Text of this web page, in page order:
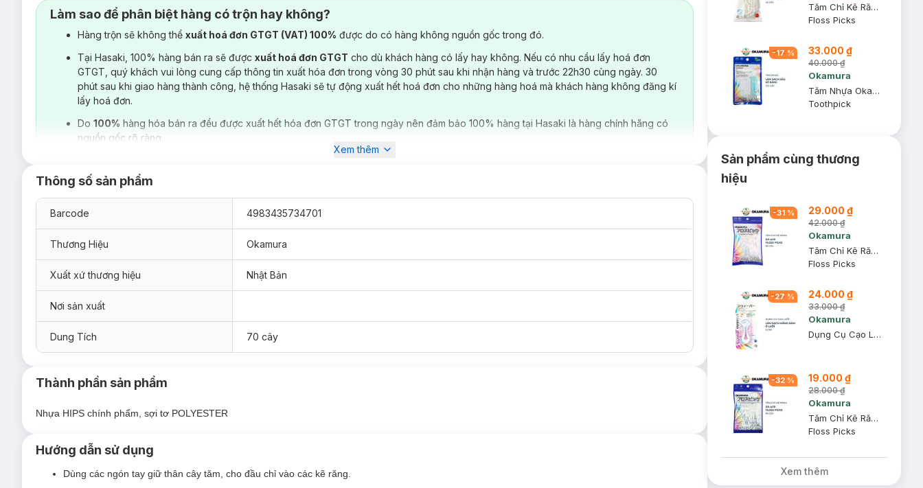
Công dụng:
Tăm chỉ nha khoa giúp làm sạch mảng bám thức ăn dư thừa trong kẽ răng.
Được thiết kế đặc biệt cho răng và nướu nhạy cảm, sản phẩm tăm chỉ nha khoa sẽ giúp bạn dễ dàng lấy đi các mảng bám trên khe răng- nơi mà
Sản phẩm là sự kết hợp giữa chỉ tơ nha khoa và tăm xỉa răng, một đầu dùng như tăm chỉ nha khoa, một đầu dùng như tăm xỉa răng với chất liệu
Sự kết hợp giữa chỉ tơ nha khoa và tăm xỉa răng là phương pháp vệ sinh răng miệng hiệu quả mà rất đơn giản cho bạn và gia đình để có một
Làm sao để phân biệt hàng có trộn hay không?
Hàng trộn sẽ không thể xuất hoá đơn GTGT (VAT) 100% được do có hàng không nguồn gốc trong đó.
Tại Hasaki, 100% hàng bán ra sẽ được xuất hoá đơn GTGT cho dù khách hàng có lấy hay không. Nếu có nhu cầu lấy hoá đơn
GTGT, quý khách vui lòng cung cấp thông tin xuất hóa đơn trong vòng 30 phút sau khi nhận hàng và trước 22h30 cùng ngày. 30
phút sau khi giao hàng thành công, hệ thống Hasaki sẽ tự động xuất hết hoá đơn cho những hàng hoá mà khách hàng không đăng kí
lấy hoá đơn.
Do 100% hàng hóa bán ra đều được xuất hết hóa đơn GTGT trong ngày nên đảm bảo 100% hàng tại Hasaki là hàng chính hãng có
nguồn gốc rõ ràng.
Xem thêm
Thông số sản phẩm
Barcode 4983435734701
Thương Hiệu Okamura
Xuất xứ thương hiệu Nhật Bản
Nơi sản xuất
Dung Tích 70 cây
Thành phần sản phẩm
Nhựa HIPS chính phẩm, sợi tơ POLYESTER
Hướng dẫn sử dụng
Dùng các ngón tay giữ thân cây tăm, cho đầu chỉ vào các kẽ răng.
Tăm Chỉ Kẽ Răng Okamura Asahi Gói 40 Cây
Floss Picks
-17 % 33.000 ₫
40.000 ₫
Okamura
Tăm Nhựa Okamura Gói 120 Cây
Toothpick
Sản phẩm cùng thương
hiệu
-31 % 29.000 ₫
42.000 ₫
Okamura
Tăm Chỉ Kẽ Răng Okamura DP-AFP Gói 90 Cây
Floss Picks
-27 % 24.000 ₫
33.000 ₫
Okamura
Dụng Cụ Cạo Lưỡi Okamura Vỉ 5 Cây
-32 % 19.000 ₫
28.000 ₫
Okamura
Tăm Chỉ Kẽ Răng Okamura DP-AFP Gói 50 Cây
Floss Picks
Xem thêm